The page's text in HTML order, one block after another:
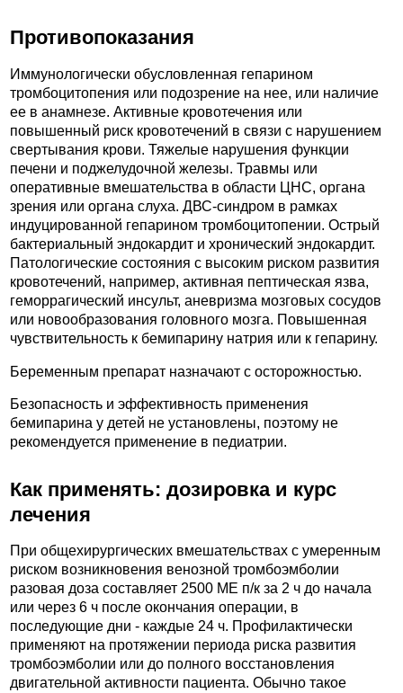
Противопоказания
Иммунологически обусловленная гепарином
тромбоцитопения или подозрение на нее, или наличие
ее в анамнезе. Активные кровотечения или
повышенный риск кровотечений в связи с нарушением
свертывания крови. Тяжелые нарушения функции
печени и поджелудочной железы. Травмы или
оперативные вмешательства в области ЦНС, органа
зрения или органа слуха. ДВС-синдром в рамках
индуцированной гепарином тромбоцитопении. Острый
бактериальный эндокардит и хронический эндокардит.
Патологические состояния с высоким риском развития
кровотечений, например, активная пептическая язва,
геморрагический инсульт, аневризма мозговых сосудов
или новообразования головного мозга. Повышенная
чувствительность к бемипарину натрия или к гепарину.
Беременным препарат назначают с осторожностью.
Безопасность и эффективность применения
бемипарина у детей не установлены, поэтому не
рекомендуется применение в педиатрии.
Как применять: дозировка и курс
лечения
При общехирургических вмешательствах с умеренным
риском возникновения венозной тромбоэмболии
разовая доза составляет 2500 МЕ п/к за 2 ч до начала
или через 6 ч после окончания операции, в
последующие дни - каждые 24 ч. Профилактически
применяют на протяжении периода риска развития
тромбоэмболии или до полного восстановления
двигательной активности пациента. Обычно такое